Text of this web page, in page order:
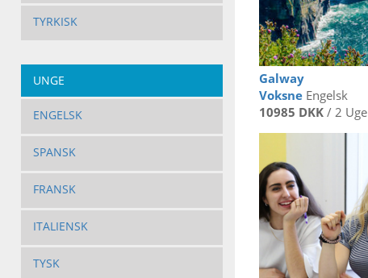
TYRKISK
UNGE
ENGELSK
SPANSK
FRANSK
ITALIENSK
TYSK
Galway
VoksneEngelsk
10985 DKK/ 2 Uge